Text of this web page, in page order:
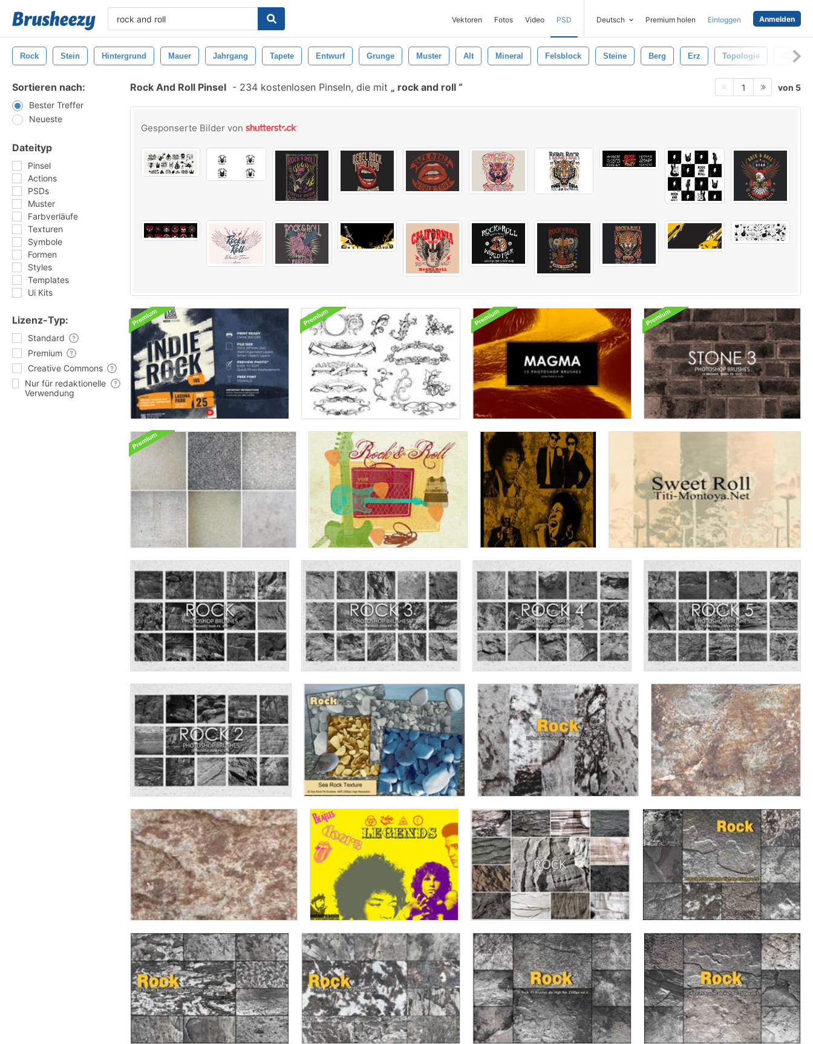
Vektoren Fotos Video PSD Deutsch Premium holen Einloggen Anmelden
Rock Stein Hintergrund Mauer Jahrgang Tapete Entwurf Grunge Muster Alt Mineral Felsblock Steine Berg Erz Topologie Cliff
Sortieren nach:
Bester Treffer
Neueste
Dateityp
Pinsel
Actions
PSDs
Muster
Farbverläufe
Texturen
Symbole
Formen
Styles
Templates
Ui Kits
Lizenz-Typ:
Standard
Premium
Creative Commons
Nur für redaktionelle
Verwendung
Rock And Roll Pinsel - 234 kostenlosen Pinseln, die mit rock and roll 1 von 5
Gesponserte Bilder von